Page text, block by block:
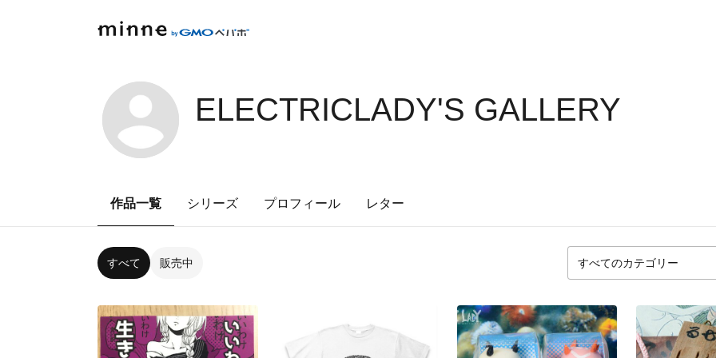
ELECTRICLADY'S GALLERY
作品一覧 シリーズ プロフィール レター
すべて 販売中